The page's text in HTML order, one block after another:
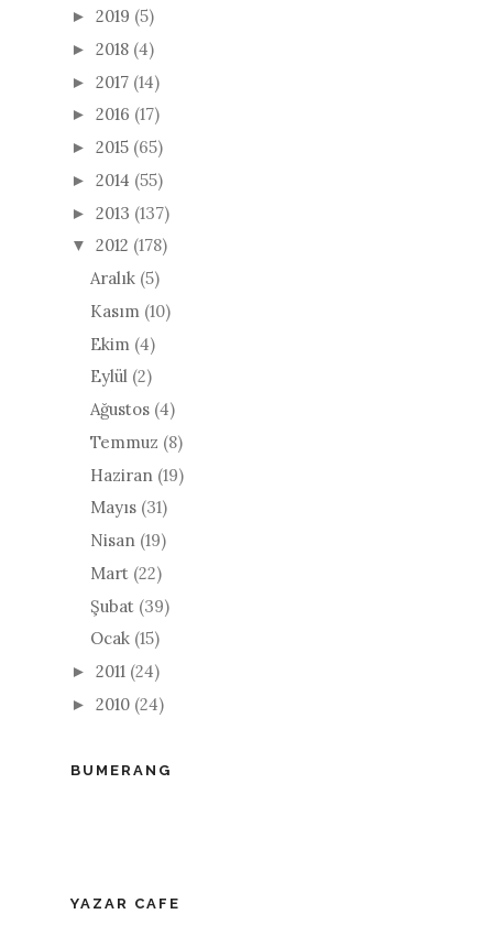
► 2019 (5)
► 2018 (4)
► 2017 (14)
► 2016 (17)
► 2015 (65)
► 2014 (55)
► 2013 (137)
▼ 2012 (178)
Aralık (5)
Kasım (10)
Ekim (4)
Eylül (2)
Ağustos (4)
Temmuz (8)
Haziran (19)
Mayıs (31)
Nisan (19)
Mart (22)
Şubat (39)
Ocak (15)
► 2011 (24)
► 2010 (24)
BUMERANG
YAZAR CAFE